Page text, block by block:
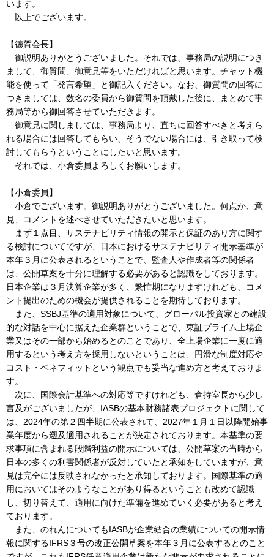
います。
以上でございます。
【徳賀会長】
御説明ありがとうございました。それでは、事務局の説明につき
まして、御質問、御意見等をいただければと思います。チャット機
能を使って「発言希望」と御記入ください。なお、御質問の回答に
つきましては、数名の委員から御質問を頂戴した後に、まとめて事
務局等から御回答させていただきます。
御意見に関しましては、事務局より、直ちに回答すべきと考えら
れる場合には回答してもらい、そうでない場合には、引き取って検
討してもらうということにしたいと思います。
それでは、小倉委員よろしくお願いします。
【小倉委員】
小倉でございます。御説明ありがとうございました。何点か、意
見、コメントを述べさせていただきたいと思います。
まず１点目、サステナビリティ情報の開示と保証のあり方に関す
る検討についてですが、日本におけるサステナビリティ開示基準が
本年３月に公表されるということで、監査人や作成者等の関係者
は、公開草案を十分に理解する必要があると認識をしております。
日本企業は３月決算企業が多く、繁忙期になりますけれども、コメ
ント提出のための機会が提供されることを期待しております。
また、SSBJ基準の適用対象について、グローバル投資家との建設
的な対話を中心に据えた企業群ということで、東証プライム上場企
業又はその一部から始めるとのことであり、全上場企業に一度に適
用するという考え方を採用しないということは、円滑な制度対応や
コスト・ベネフィットという観点でも妥当な進め方と考えておりま
す。
次に、国際会計基準への対応等ですけれども、倉持室長から少し
言及がございましたが、IASBの基本財務諸表プロジェクトに関して
は、2024年の第２四半期に公表されて、2027年１月１日以降開始事
業年度から遡及適用されることが決定されております。本基準の要
求事項に含まれる段階利益の開示については、公開草案の当時から
日本の多くの利害関係者が反対していたと承知をしていますが、意
見は完全には反映されなかったと承知しております。国際基準の適
用においてはそのようなことがあり得るということも改めて認識
し、切り替えて、適用に向けた準備を進めていく必要があると考え
ております。
また、のれんについてもIASBが企業結合の業績についての開示情
報に関するIFRS３号の改正公開草案を本年３月に公表するとのこと